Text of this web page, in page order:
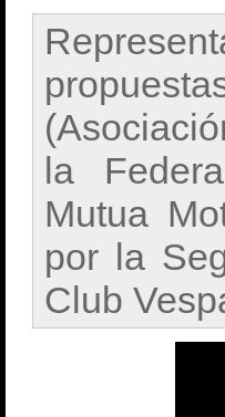
la
Mutua
por la
Club